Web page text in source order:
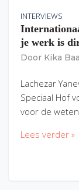
INTERVIEWS
je werk is
Door Kika
Lachezar
Speciaal Hof
voor de
Lees verder »